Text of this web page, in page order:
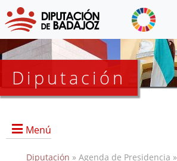
Diputación
Menú
Diputación » Agenda de Presidencia »